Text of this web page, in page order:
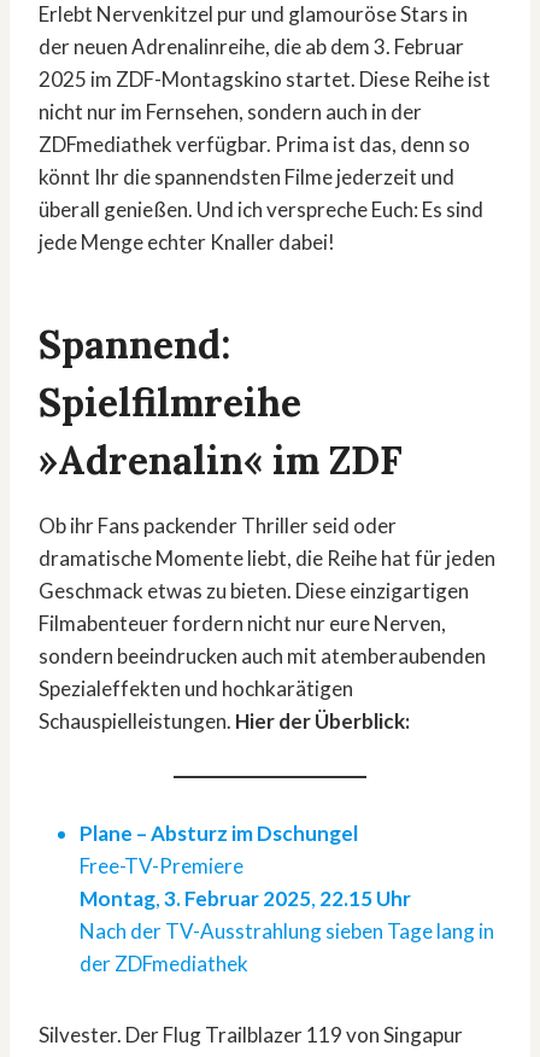
Erlebt Nervenkitzel pur und glamouröse Stars in
der neuen Adrenalinreihe, die ab dem 3. Februar
2025 im ZDF-Montagskino startet. Diese Reihe ist
nicht nur im Fernsehen, sondern auch in der
ZDFmediathek verfügbar. Prima ist das, denn so
könnt Ihr die spannendsten Filme jederzeit und
überall genießen. Und ich verspreche Euch: Es sind
jede Menge echter Knaller dabei!
Spannend:
Spielfilmreihe
»Adrenalin« im ZDF
Ob ihr Fans packender Thriller seid oder
dramatische Momente liebt, die Reihe hat für jeden
Geschmack etwas zu bieten. Diese einzigartigen
Filmabenteuer fordern nicht nur eure Nerven,
sondern beeindrucken auch mit atemberaubenden
Spezialeffekten und hochkarätigen
Schauspielleistungen. Hier der Überblick:
Plane – Absturz im Dschungel
Free-TV-Premiere
Montag,3. Februar 2025, 22.15 Uhr
Nach der TV-Ausstrahlung sieben Tage lang in
der ZDFmediathek
Silvester. Der Flug Trailblazer 119 von Singapur